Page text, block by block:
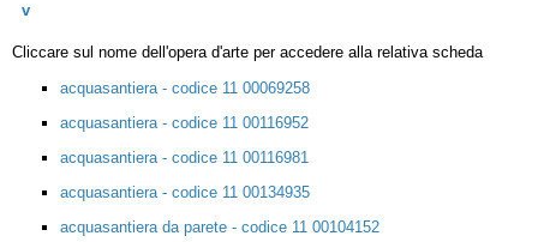
v
Cliccare sul nome dell'opera d'arte per accedere alla relativa scheda
acquasantiera - codice 11 00069258
acquasantiera - codice 11 00116952
acquasantiera - codice 11 00116981
acquasantiera - codice 11 00134935
acquasantiera da parete - codice 11 00104152